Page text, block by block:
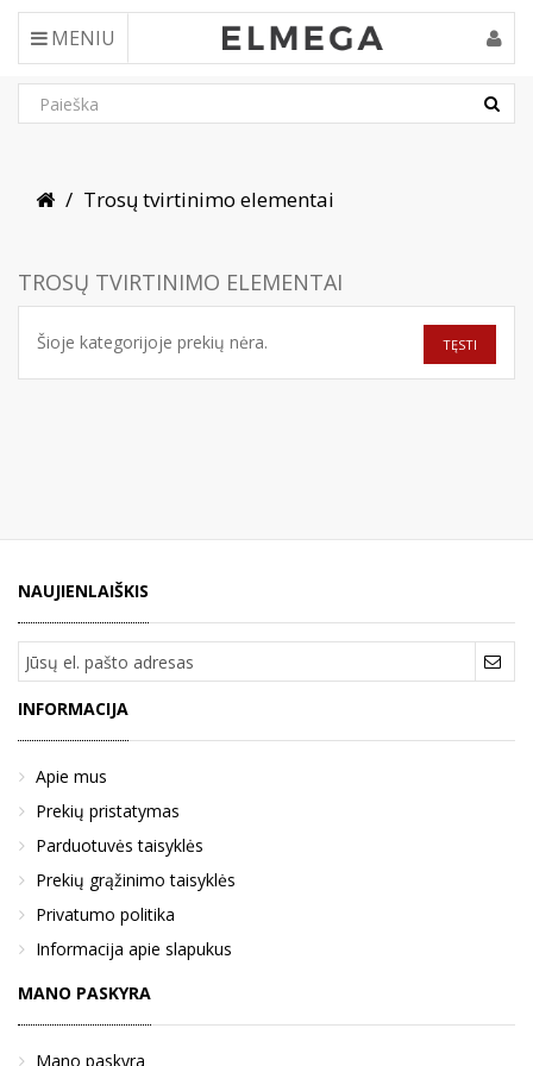
MENIU
Trosų tvirtinimo elementai
TROSŲ TVIRTINIMO ELEMENTAI
Šioje kategorijoje prekių nėra. TĘSTI
NAUJIENLAIŠKIS
INFORMACIJA
Apie mus
Prekių pristatymas
Parduotuvės taisyklės
Prekių grąžinimo taisyklės
Privatumo politika
Informacija apie slapukus
MANO PASKYRA
Mano paskyra